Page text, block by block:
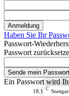
Haben Sie Ihr
Passwort-
Passwort
Ein Passwort wird
18.1 C